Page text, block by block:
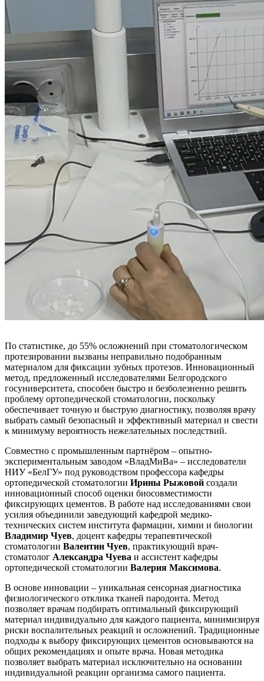
По статистике, до 55% осложнений при стоматологическом
протезировании вызваны неправильно подобранным
материалом для фиксации зубных протезов. Инновационный
метод, предложенный исследователями Белгородского
госуниверситета, способен быстро и безболезненно решить
проблему ортопедической стоматологии, поскольку
обеспечивает точную и быструю диагностику, позволяя врачу
выбрать самый безопасный и эффективный материал и свести
к минимуму вероятность нежелательных последствий.
Совместно с промышленным партнёром – опытно-
экспериментальным заводом «ВладМиВа» – исследователи
НИУ «БелГУ» под руководством профессора кафедры
ортопедической стоматологии Ирины Рыжовой создали
инновационный способ оценки биосовместимости
фиксирующих цементов. В работе над исследованиями свои
усилия объединили заведующий кафедрой медико-
технических систем института фармации, химии и биологии
Владимир Чуев, доцент кафедры терапевтической
стоматологии Валентин Чуев, практикующий врач-
стоматолог Александра Чуева и ассистент кафедры
ортопедической стоматологии Валерия Максимова.
В основе инновации – уникальная сенсорная диагностика
физиологического отклика тканей пародонта. Метод
позволяет врачам подбирать оптимальный фиксирующий
материал индивидуально для каждого пациента, минимизируя
риски воспалительных реакций и осложнений. Традиционные
подходы к выбору фиксирующих цементов основываются на
общих рекомендациях и опыте врача. Новая методика
позволяет выбрать материал исключительно на основании
индивидуальной реакции организма самого пациента.